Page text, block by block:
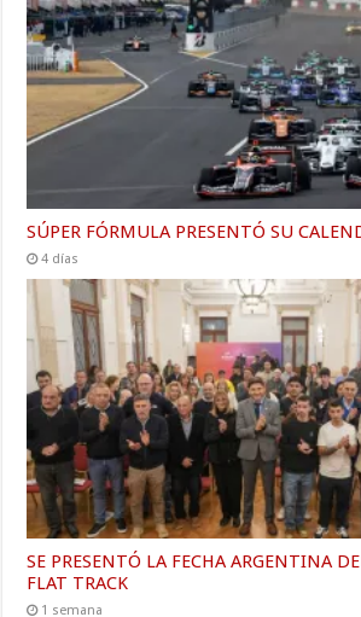
SÚPER FÓRMULA PRESENTÓ SU
4 días
SE PRESENTÓ LA FECHA ARGENTINA
FLAT TRACK
1 semana